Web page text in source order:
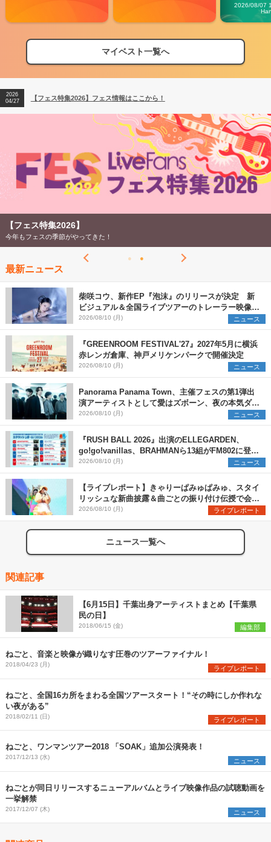
2026/08/07
マイベスト一覧へ
【フェス特集2026】フェス情報はここから！
【ライブ動員ランキング】2026年上半期編発表！
2026
04/27
【フェス特集2026】フェス情報はここから！
2026
【ライブ動員ランキング】2026年上半期編発表！
【フェス特集2026】
今年もフェスの季節がやってきた！
最新ニュース
柴咲コウ、新作EP『泡沫』のリリースが決定 新
ビジュアル＆全国ライブツアーのトレーラー映像が
一部解禁【コメントあり】
2026/08/10 (月) ニュース
『GREENROOM FESTIVAL'27』2027年5月に横浜
赤レンガ倉庫、神戸メリケンパークで開催決定
2026/08/10 (月) ニュース
Panorama Panama Town、主催フェスの第1弾出
演アーティストとして愛はズボーン、夜の本気ダン
スらを発表 「plus∈you」のMVも公開に
2026/08/10 (月) ニュース
『RUSH BALL 2026』出演のELLEGARDEN、
go!go!vanillas、BRAHMANら13組がFM802に登
場、他出演アーティストの“渾身の1曲”をセレクト
2026/08/10 (月) ニュース
【ライブレポート】きゃりーぱみゅぱみゅ、スタイ
リッシュな新曲披露＆曲ごとの振り付け伝授で会場
を盛り上げまくる！＜LuckyFes’26＞
2026/08/10 (月) ライブレポート
ニュース一覧へ
関連記事
【6月15日】千葉出身アーティストまとめ【千葉県
民の日】
2018/06/15 (金) 編集部
ねごと、音楽と映像が織りなす圧巻のツアーファイナル！
2018/04/23 (月) ライブレポート
ねごと、全国16カ所をまわる全国ツアースタート！“その時にしか作れな
い夜がある”
2018/02/11 (日) ライブレポート
ねごと、ワンマンツアー2018 「SOAK」追加公演発表！
2017/12/13 (水) ニュース
ねごとが同日リリースするニューアルバムとライブ映像作品の試聴動画を
一挙解禁
2017/12/07 (木) ニュース